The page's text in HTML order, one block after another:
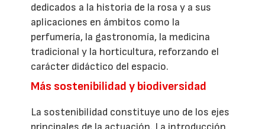
dedicados a la historia de la rosa y a sus
aplicaciones en ámbitos como la
perfumería, la gastronomía, la medicina
tradicional y la horticultura, reforzando el
carácter didáctico del espacio.
Más sostenibilidad y biodiversidad
La sostenibilidad constituye uno de los ejes